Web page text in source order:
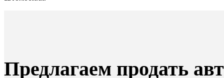
Предлагаем продать